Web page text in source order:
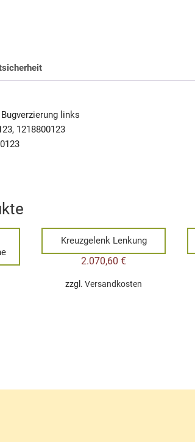
links
1218800123
Kreuzgelenk Lenkung
2.070,60€
zzgl.Versandkosten